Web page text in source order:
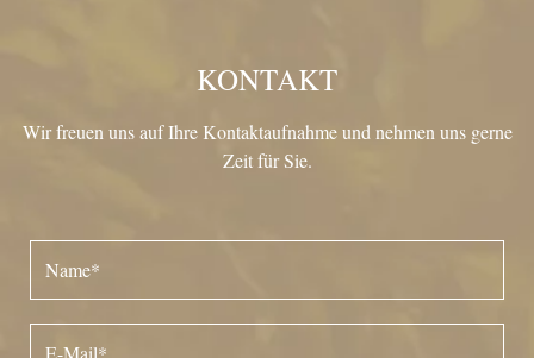
KONTAKT
Wir freuen uns auf Ihre Kontaktaufnahme und nehmen uns gerne
Zeit für Sie.